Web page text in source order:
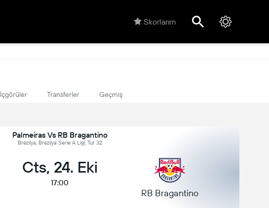
Skorlarım
İçgörüler Transferler Geçmiş
Palmeiras Vs RB Bragantino
Brezilya, Brezilya Serie A Ligi, Tur 32
Cts, 24. Eki
17:00
RB Bragantino